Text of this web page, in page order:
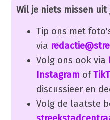
Wil je niets missen uit
Tip ons met
via
Volg ons ook via
Instagram of
discussieer en
Volg de laatste